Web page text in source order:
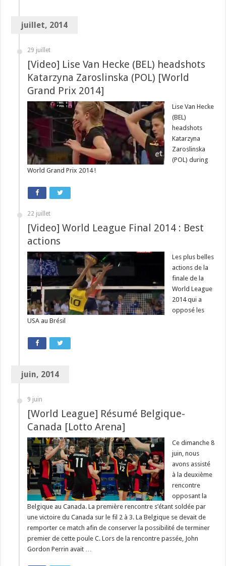
juillet, 2014
29 juillet
[Video] Lise Van Hecke (BEL) headshots
Katarzyna Zaroslinska (POL) [World
Grand Prix 2014]
Lise Van Hecke
(BEL)
headshots
Katarzyna
Zaroslinska
(POL) during
World Grand Prix 2014 !
22 juillet
[Video] World League Final 2014 : Best
actions
Les plus belles
actions de la
finale de la
World League
2014 qui a
opposé les
USA au Brésil
juin, 2014
9 juin
[World League] Résumé Belgique-
Canada [Lotto Arena]
Ce dimanche 8
juin, nous
avons assisté
à la deuxième
rencontre
opposant la
Belgique au Canada. La première rencontre s’étant soldée par
une victoire du Canada sur le fil 2 à 3. La Belgique se devait de
remporter ce match afin de conserver la possibilité de terminer
premier de cette poule C. Lors de la rencontre passée, John
Gordon Perrin avait …